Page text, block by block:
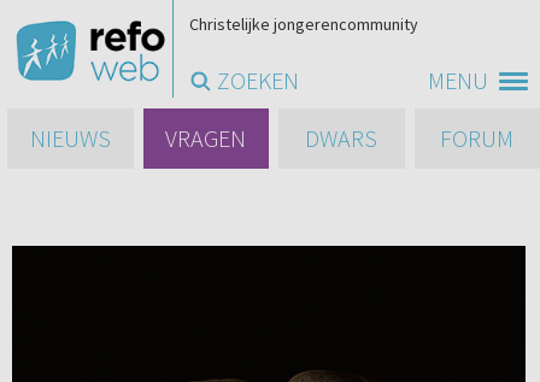
MENU
Christelijke jongerencommunity
ZOEKEN
NIEUWS
VRAGEN DWARS FORUM